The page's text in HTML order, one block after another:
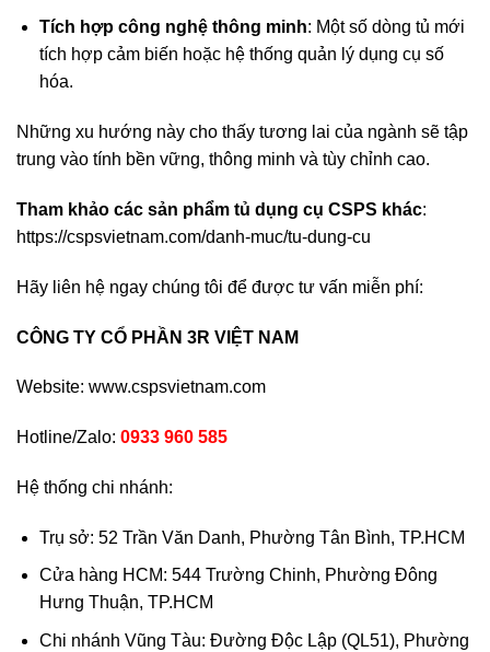
Tích hợp công nghệ thông minh: Một số dòng tủ mới
tích hợp cảm biến hoặc hệ thống quản lý dụng cụ số
hóa.
Những xu hướng này cho thấy tương lai của ngành sẽ tập
trung vào tính bền vững, thông minh và tùy chỉnh cao.
Tham khảo các sản phẩm tủ dụng cụ CSPS khác:
https://cspsvietnam.com/danh-muc/tu-dung-cu
Hãy liên hệ ngay chúng tôi để được tư vấn miễn phí:
CÔNG TY CỔ PHẦN 3R VIỆT NAM
Website: www.cspsvietnam.com
Hotline/Zalo: 0933 960 585
Hệ thống chi nhánh:
Trụ sở: 52 Trần Văn Danh, Phường Tân Bình, TP.HCM
Cửa hàng HCM: 544 Trường Chinh, Phường Đông
Hưng Thuận, TP.HCM
Chi nhánh Vũng Tàu: Đường Độc Lập (QL51), Phường